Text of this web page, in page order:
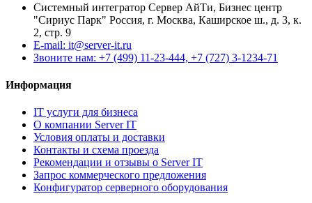
Системный интегратор Сервер АйТи, Бизнес центр
"Сириус Парк" Россия, г. Москва, Каширское ш., д. 3, к.
2, стр. 9
E-mail: it@server-it.ru
Звоните нам: +7 (499) 11-23-444, +7 (727) 3-1234-71
Информация
IT услуги для бизнеса
О компании Server IT
Условия оплаты и доставки
Контакты и схема проезда
Рекомендации и отзывы о Server IT
Запрос коммерческого предложения
Конфигуратор серверного оборудования